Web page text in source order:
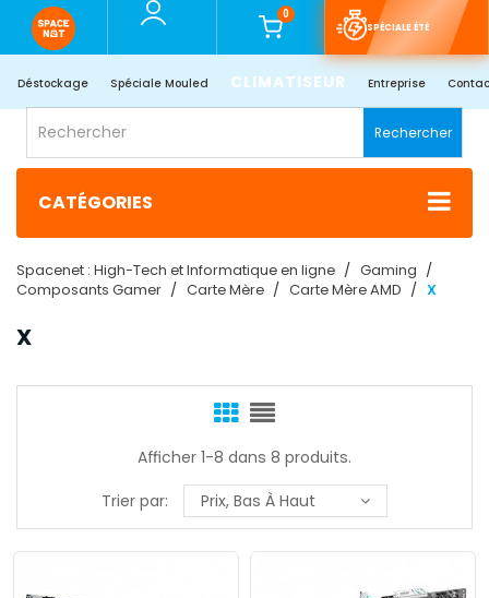
0
SPÉCIALE ÉTÉ
Déstockage Spéciale Mouled CLIMATISEUR Entreprise
Rechercher
CATÉGORIES
Spacenet : High-Tech et Informatique en ligne
Gaming
Composants Gamer
Carte Mère Carte Mère AMD X
X
Afficher 1-8 dans 8 produits.
Trier par:
Prix, Bas À Haut